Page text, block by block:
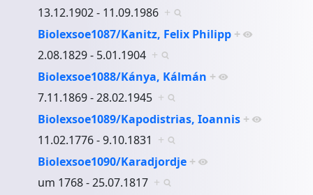
13.12.1902 - 11.09.1986 +
Biolexsoe1087/Kanitz, Felix Philipp +
2.08.1829 - 5.01.1904 +
Biolexsoe1088/Kánya, Kálmán +
7.11.1869 - 28.02.1945 +
Biolexsoe1089/Kapodistrias, Ioannis +
11.02.1776 - 9.10.1831 +
Biolexsoe1090/Karadjordje +
um 1768 - 25.07.1817 +